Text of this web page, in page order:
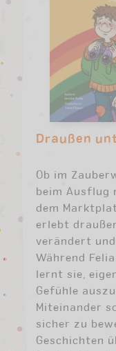
Draußen
Ob im
beim Ausflug
dem
erlebt
verändert
Während
lernt sie,
Gefühle
Miteinander
sicher zu
Geschichten